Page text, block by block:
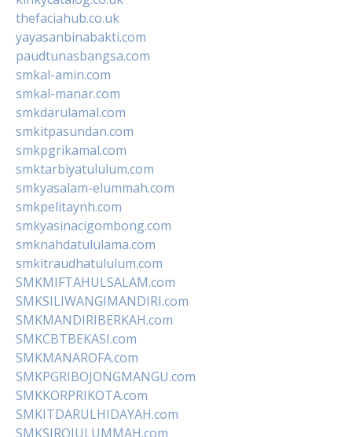
thefaciahub.co.uk
yayasanbinabakti.com
paudtunasbangsa.com
smkal-amin.com
smkal-manar.com
smkdarulamal.com
smkitpasundan.com
smkpgrikamal.com
smktarbiyatululum.com
smkyasalam-elummah.com
smkpelitaynh.com
smkyasinacigombong.com
smknahdatululama.com
smkitraudhatululum.com
SMKMIFTAHULSALAM.com
SMKSILIWANGIMANDIRI.com
SMKMANDIRIBERKAH.com
SMKCBTBEKASI.com
SMKMANAROFA.com
SMKPGRIBOJONGMANGU.com
SMKKORPRIKOTA.com
SMKITDARULHIDAYAH.com
SMKSIROJULUMMAH.com